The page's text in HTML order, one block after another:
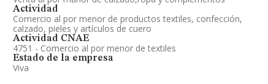
Actividad
Comercio al por menor de productos textiles, confección,
calzado, pieles y artículos de cuero
Actividad CNAE
4751 - Comercio al por menor de textiles
Estado de la empresa
Viva